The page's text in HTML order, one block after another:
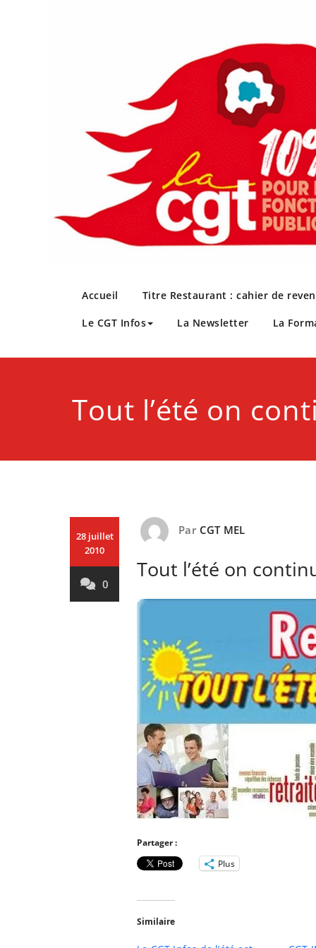
CGT Métropole
Accueil Titre Restaurant : cahier de
Le CGT Infos La Newsletter La
Tout l’été on
28 juillet
2010
0
Par CGT MEL
Tout l’été on
Partager :
Plus
Similaire